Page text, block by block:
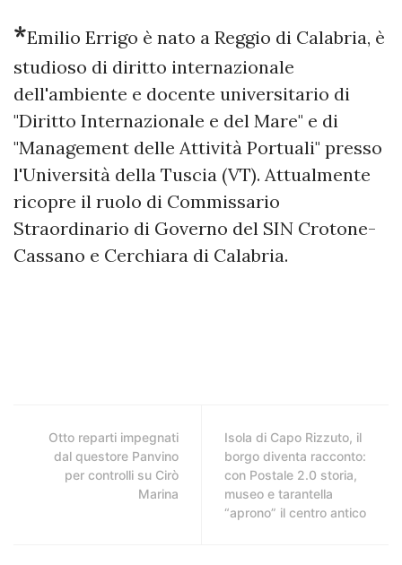
*Emilio Errigo è nato a Reggio di Calabria, è
studioso di diritto internazionale
dell'ambiente e docente universitario di
"Diritto Internazionale e del Mare" e di
"Management delle Attività Portuali" presso
l'Università della Tuscia (VT). Attualmente
ricopre il ruolo di Commissario
Straordinario di Governo del SIN Crotone-
Cassano e Cerchiara di Calabria.
Otto reparti impegnati
dal questore Panvino
per controlli su Cirò
Marina
Isola di Capo Rizzuto, il
borgo diventa racconto:
con Postale 2.0 storia,
museo e tarantella
“aprono” il centro antico